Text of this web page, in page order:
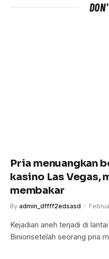
Pria menuangkan
kasino Las Vegas,
membakar
By admin_dffff2edsasd
Kejadian aneh terjadi di
Binionsetelah seorang pria